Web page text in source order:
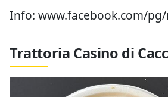
Info: www.facebook.com/
Trattoria Casino di